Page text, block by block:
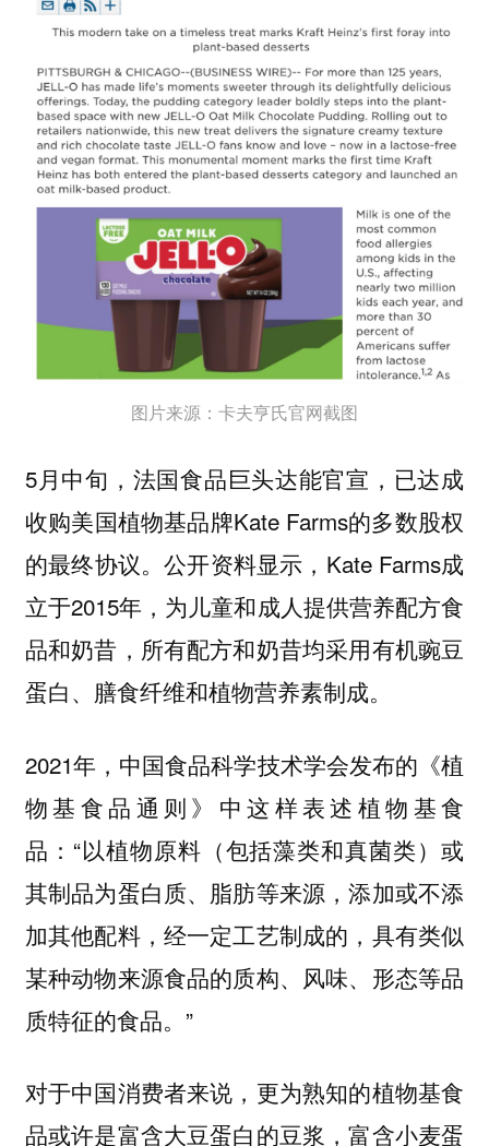
图片来源：卡夫亨氏官网截图
5月中旬，法国食品巨头达能官宣，已达成
收购美国植物基品牌Kate Farms的多数股权
的最终协议。公开资料显示，Kate Farms成
立于2015年，为儿童和成人提供营养配方食
品和奶昔，所有配方和奶昔均采用有机豌豆
蛋白、膳食纤维和植物营养素制成。
2021年，中国食品科学技术学会发布的《植
物基食品通则》中这样表述植物基食
品：“以植物原料（包括藻类和真菌类）或
其制品为蛋白质、脂肪等来源，添加或不添
加其他配料，经一定工艺制成的，具有类似
某种动物来源食品的质构、风味、形态等品
质特征的食品。”
对于中国消费者来说，更为熟知的植物基食
品或许是富含大豆蛋白的豆浆，富含小麦蛋